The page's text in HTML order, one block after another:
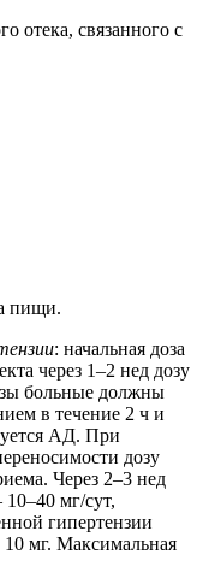
отека, связанного с
пищи.
: начальная доза
через 1–2 нед дозу
больные должны
в течение 2 ч и
АД. При
дозу
Через 2–3 нед
мг/сут,
гипертензии
10 мг. Максимальная